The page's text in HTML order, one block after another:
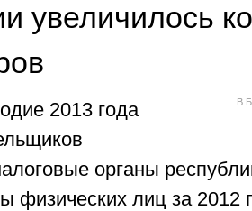
увеличилось
В
2013 года
органы
физических лиц за 2012